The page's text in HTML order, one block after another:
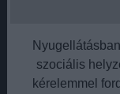
szociális
kérelemmel